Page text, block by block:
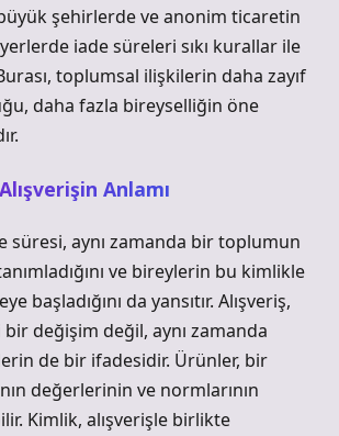
şehirlerde ve anonim ticaretin
iade süreleri sıkı kurallar ile
toplumsal ilişkilerin daha zayıf
daha fazla bireyselliğin öne
Anlamı
süresi, aynı zamanda bir toplumun
ve bireylerin bu kimlikle
başladığını da yansıtır. Alışveriş,
bir değişim değil, aynı zamanda
de bir ifadesidir. Ürünler, bir
değerlerinin ve normlarının
Kimlik, alışverişle birlikte